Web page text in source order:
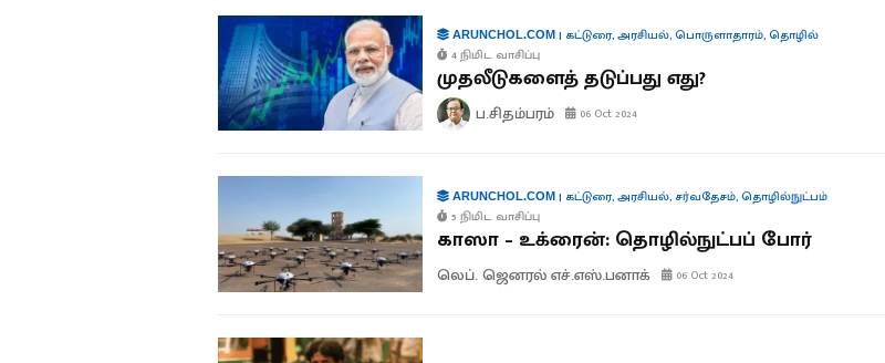
ARUNCHOL.COM| கட்டுரை,அரசியல்,பொருளாதாரம்,தொழில்
4 நிமிட வாசிப்பு
முதலீடுகளைத் தடுப்பது எது?
ப.சிதம்பரம் 06 Oct 2024
ARUNCHOL.COM| கட்டுரை,அரசியல், சர்வதேசம்,தொழில்நுட்பம்
5 நிமிட வாசிப்பு
காஸா – உக்ரைன்: தொழில்நுட்பப் போர்
லெப். ஜெனரல் எச்.எஸ்.பனாக் 06 Oct 2024